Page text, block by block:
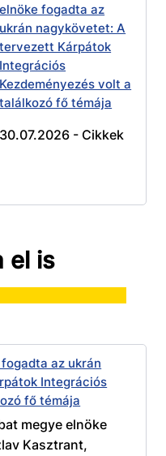
elnöke fogadta az
ukrán nagykövetet: A
tervezett Kárpátok
Integrációs
Kezdeményezés volt a
találkozó fő témája
30.07.2026 - Cikkek
el is
az ukrán
Integrációs
fő témája
megye elnöke
Kasztrant,